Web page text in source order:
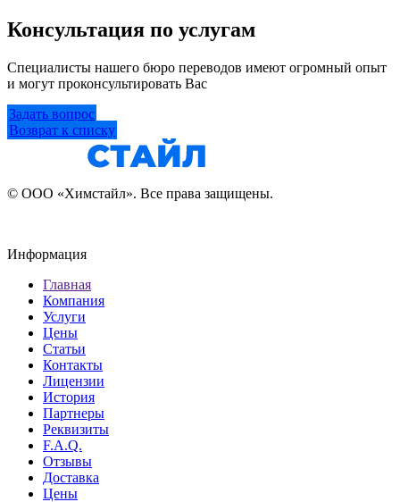
Консультация по услугам
Специалисты нашего бюро переводов имеют огромный опыт
и могут проконсультировать Вас
Задать вопрос
Возврат к списку
© ООО «Химстайл». Все права защищены.
Информация
Главная
Компания
Услуги
Цены
Статьи
Контакты
Лицензии
История
Партнеры
Реквизиты
F.A.Q.
Отзывы
Доставка
Цены